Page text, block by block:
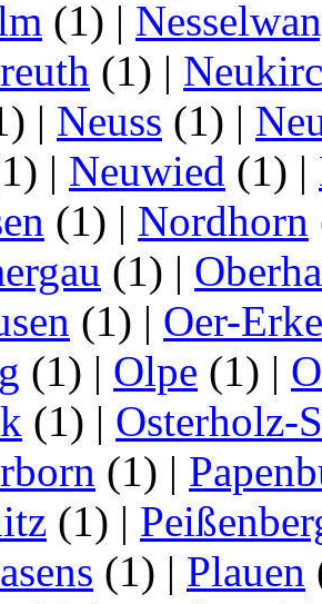
(1) |
(1) |
| Neuss (1) |
| Neuwied (1) |
(1) | Nordhorn
(1) |
(1) | Oer-
(1) | Olpe (1) |
(1) | Osterholz-
(1) |
(1) |
(1) | Plauen